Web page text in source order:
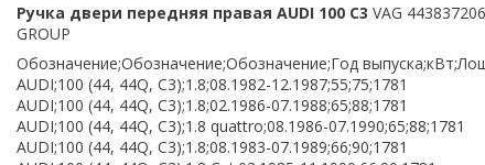
Ручка двери передняя правая AUDI 100 C3 VAG
GROUP
Обозначение;Обозначение;Обозначение;Год
AUDI;100 (44, 44Q, C3);1.8;08.1982-12.1987;55;75;1781
AUDI;100 (44, 44Q, C3);1.8;02.1986-07.1988;65;88;1781
AUDI;100 (44, 44Q, C3);1.8 quattro;08.1986-07.1990;65;88;1781
AUDI;100 (44, 44Q, C3);1.8;08.1983-07.1989;66;90;1781